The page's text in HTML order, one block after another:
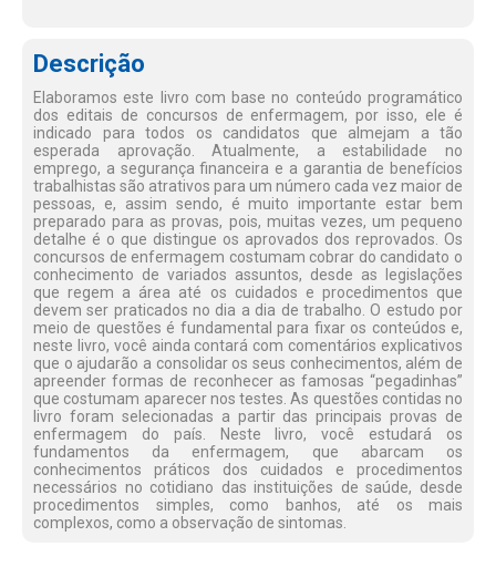
Descrição
Elaboramos este livro com base no conteúdo programático
dos editais de concursos de enfermagem, por isso, ele é
indicado para todos os candidatos que almejam a tão
esperada aprovação. Atualmente, a estabilidade no
emprego, a segurança financeira e a garantia de benefícios
trabalhistas são atrativos para um número cada vez maior de
pessoas, e, assim sendo, é muito importante estar bem
preparado para as provas, pois, muitas vezes, um pequeno
detalhe é o que distingue os aprovados dos reprovados. Os
concursos de enfermagem costumam cobrar do candidato o
conhecimento de variados assuntos, desde as legislações
que regem a área até os cuidados e procedimentos que
devem ser praticados no dia a dia de trabalho. O estudo por
meio de questões é fundamental para fixar os conteúdos e,
neste livro, você ainda contará com comentários explicativos
que o ajudarão a consolidar os seus conhecimentos, além de
apreender formas de reconhecer as famosas “pegadinhas”
que costumam aparecer nos testes. As questões contidas no
livro foram selecionadas a partir das principais provas de
enfermagem do país. Neste livro, você estudará os
fundamentos da enfermagem, que abarcam os
conhecimentos práticos dos cuidados e procedimentos
necessários no cotidiano das instituições de saúde, desde
procedimentos simples, como banhos, até os mais
complexos, como a observação de sintomas.